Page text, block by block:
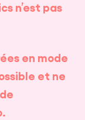
n’est pas
en mode
et ne